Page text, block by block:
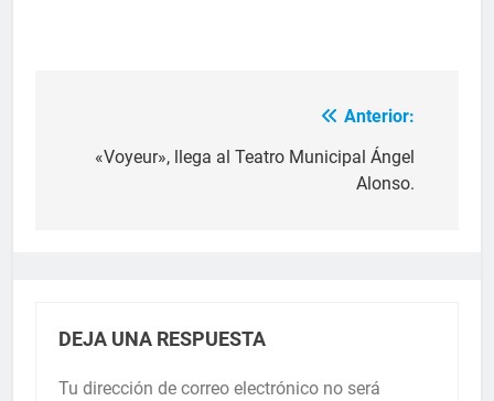
Anterior:
«Voyeur», llega al Teatro Municipal Ángel
Alonso.
DEJA UNA RESPUESTA
Tu dirección de correo electrónico no será